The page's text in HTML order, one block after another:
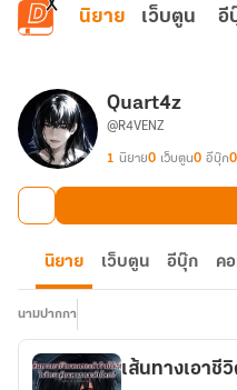
ข้ามไปยังเนื้อหาหลัก
นิยาย เว็บตูน อี
Quart4z
@R4VENZ
1 นิยาย0 เว็บตูน0 อีบุ๊ก0
นิยาย เว็บตูน อีบุ๊ก ค
นามปากกา
เส้นทางเอาชี